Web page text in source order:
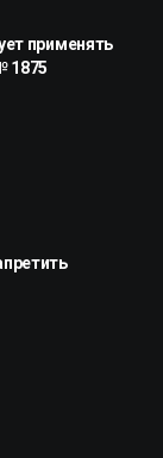
применять
1875